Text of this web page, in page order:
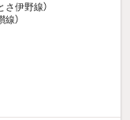
さ伊野線）
線）